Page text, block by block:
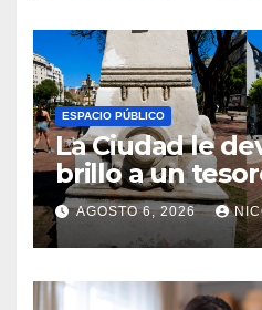
ESPACIO PÚBLICO
La Ciudad le
brillo a un
Centenario en
Congreso
AGOSTO 6, 2026